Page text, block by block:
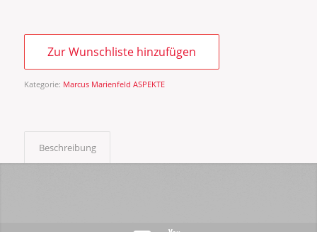
Zur Wunschliste hinzufügen
Kategorie: Marcus Marienfeld ASPEKTE
Beschreibung